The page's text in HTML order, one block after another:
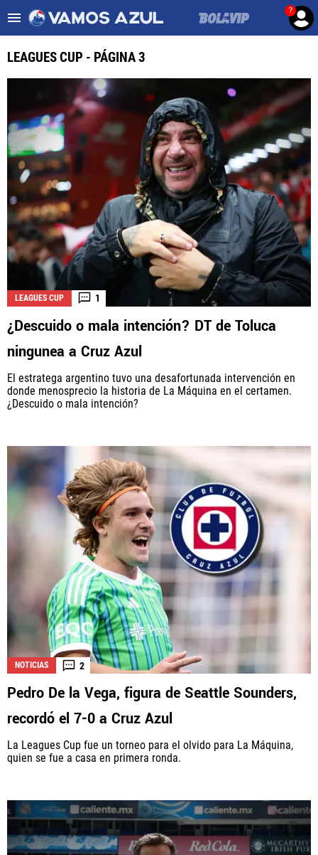
?
Noticias Cruz Azul HOY
ULTIMAS NOTICIAS
LEAGUES CUP
LIGA MX
FEMENIL
FUERZAS BÁSICAS
MERCADO DE FICHAJES
OPINIÓN
QUIENES SOMOS | STAFF | CONTACTO
Este portal es una sección especial del portal Bolavip.com
el sitio oficial
haz click aquí
Términos y Condiciones
Políticas de Privacidad
Política Editorial
Ad Choices
Vamos Azul, al igual que Futbol Sites, es una
compañía perteneciente a Better Collective. Todos
los derechos reservados.
La aceptación de una de las ofertas presentadas en esta página
puede dar lugar a un pago aVamos Azul
cómo y dónde aparecen los operadores de juego en la página y en el
orden en que aparecen, pero no influye en nuestras evaluaciones.
LEAGUES CUP - PÁGINA 3
LEAGUES CUP 1
¿Descuido o mala intención? DT de Toluca
ningunea a Cruz Azul
El estratega argentino tuvo una desafortunada intervención en
donde menosprecio la historia de La Máquina en el certamen.
¿Descuido o mala intención?
NOTICIAS 2
Pedro De la Vega, figura de Seattle Sounders,
recordó el 7-0 a Cruz Azul
La Leagues Cup fue un torneo para el olvido para La Máquina,
quien se fue a casa en primera ronda.